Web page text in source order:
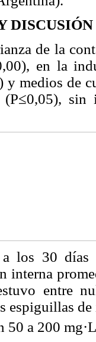
DISCUSIÓN
de la
en la
y medios de
sin
los 30 días
interna
entre
espiguillas
50 a 200 mg·L